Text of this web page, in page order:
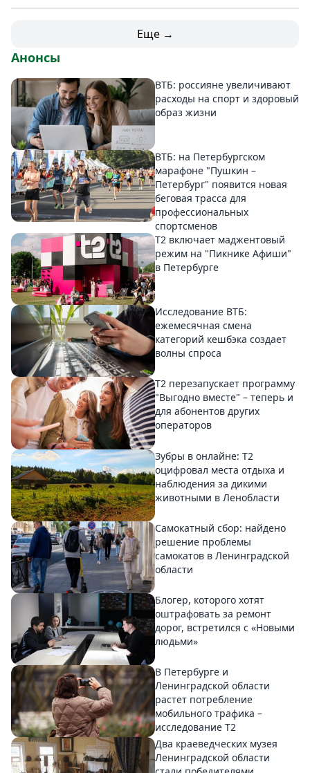
Еще →
Анонсы
ВТБ: россияне увеличивают
расходы на спорт и здоровый
образ жизни
ВТБ: на Петербургском
марафоне "Пушкин –
Петербург" появится новая
беговая трасса для
профессиональных
спортсменов
Т2 включает маджентовый
режим на "Пикнике Афиши"
в Петербурге
Исследование ВТБ:
ежемесячная смена
категорий кешбэка создает
волны спроса
Т2 перезапускает программу
"Выгодно вместе" – теперь и
для абонентов других
операторов
Зубры в онлайне: Т2
оцифровал места отдыха и
наблюдения за дикими
животными в Ленобласти
Самокатный сбор: найдено
решение проблемы
самокатов в Ленинградской
области
Блогер, которого хотят
оштрафовать за ремонт
дорог, встретился с «Новыми
людьми»
В Петербурге и
Ленинградской области
растет потребление
мобильного трафика –
исследование T2
Два краеведческих музея
Ленинградской области